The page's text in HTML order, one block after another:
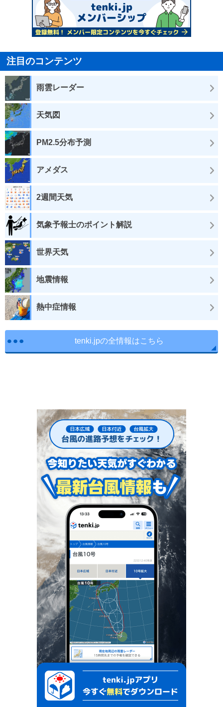
注目のコンテンツ
雨雲レーダー
天気図
PM2.5分布予測
アメダス
2週間天気
気象予報士のポイント解説
世界天気
地震情報
熱中症情報
tenki.jpの全情報はこちら